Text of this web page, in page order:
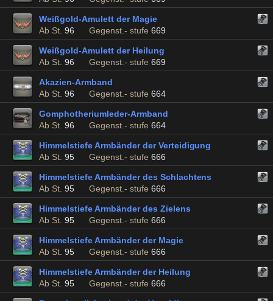
Weißgold-Amulett der Magie
Ab St. 96 Gegenst.- stufe 669
Weißgold-Amulett der Heilung
Ab St. 96 Gegenst.- stufe 669
Akazien-Armband
Ab St. 96 Gegenst.- stufe 664
Gomphotheriumleder-Armband
Ab St. 96 Gegenst.- stufe 664
Himmelstiefe Armbänder der Verteidigung
Ab St. 95 Gegenst.- stufe 666
Himmelstiefe Armbänder des Schlachtens
Ab St. 95 Gegenst.- stufe 666
Himmelstiefe Armbänder des Zielens
Ab St. 95 Gegenst.- stufe 666
Himmelstiefe Armbänder der Magie
Ab St. 95 Gegenst.- stufe 666
Himmelstiefe Armbänder der Heilung
Ab St. 95 Gegenst.- stufe 666